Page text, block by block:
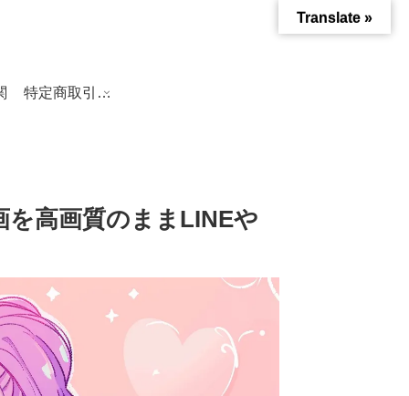
特定商取引法に基づく表記
高画質のままLINEや
Translate »